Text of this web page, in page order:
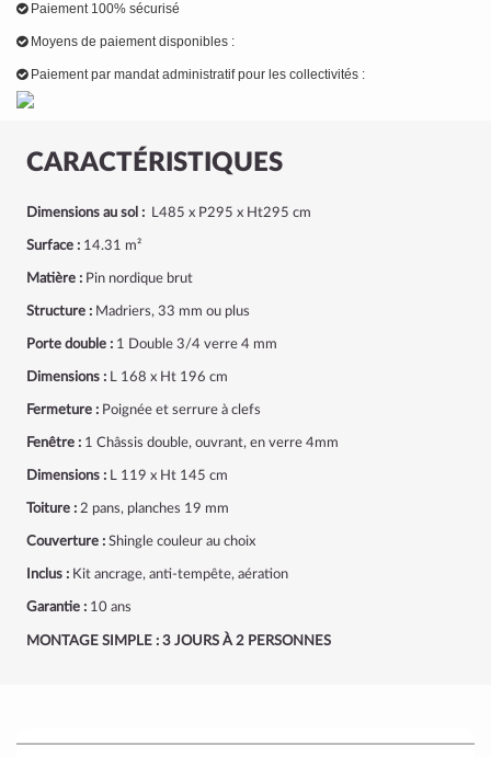
CARACTÉRISTIQUES
Dimensions au sol : L485 x P295 x Ht295 cm
Surface : 14.31 m²
Matière : Pin nordique brut
Structure : Madriers, 33 mm ou plus
Porte double : 1 Double 3/4 verre 4 mm
Dimensions : L 168 x Ht 196 cm
Fermeture : Poignée et serrure à clefs
Fenêtre : 1 Châssis double, ouvrant, en verre 4mm
Dimensions : L 119 x Ht 145 cm
Toiture : 2 pans, planches 19 mm
Couverture : Shingle couleur au choix
Inclus : Kit ancrage, anti-tempête, aération
Garantie : 10 ans
MONTAGE SIMPLE : 3 JOURS À 2 PERSONNES
Paiement 100% sécurisé
Moyens de paiement disponibles :
Paiement par mandat administratif pour les collectivités :